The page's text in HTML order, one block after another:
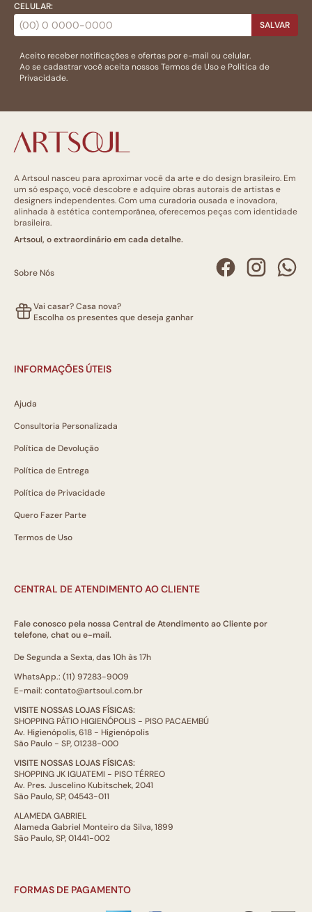
CELULAR:
SALVAR
Aceito receber notificações e ofertas por e-mail ou celular.
Ao se cadastrar você aceita nossosTermos de Usoe Politica de
Privacidade.
A Artsoul nasceu para aproximar você da arte e do design brasileiro. Em
um só espaço, você descobre e adquire obras autorais de artistas e
designers independentes. Com uma curadoria ousada e inovadora,
alinhada à estética contemporânea, oferecemos peças com identidade
brasileira.
Artsoul, o extraordinário em cada detalhe.
Sobre Nós
Vai casar? Casa nova?
Escolha os presentes que deseja ganhar
INFORMAÇÕES ÚTEIS
Ajuda
Consultoria Personalizada
Política de Devolução
Política de Entrega
Política de Privacidade
Quero Fazer Parte
Termos de Uso
CENTRAL DE ATENDIMENTO AO CLIENTE
Fale conosco pela nossa Central de Atendimento ao Cliente por
telefone, chat ou e-mail.
De Segunda a Sexta, das 10h às 17h
WhatsApp.: (11) 97283-9009
E-mail: contato@artsoul.com.br
VISITE NOSSAS LOJAS FÍSICAS:
SHOPPING PÁTIO HIGIENÓPOLIS - PISO PACAEMBÚ
Av. Higienópolis, 618 - Higienópolis
São Paulo - SP, 01238-000
VISITE NOSSAS LOJAS FÍSICAS:
SHOPPING JK IGUATEMI - PISO TÉRREO
Av. Pres. Juscelino Kubitschek, 2041
São Paulo, SP, 04543-011
ALAMEDA GABRIEL
Alameda Gabriel Monteiro da Silva, 1899
São Paulo, SP, 01441-002
FORMAS DE PAGAMENTO